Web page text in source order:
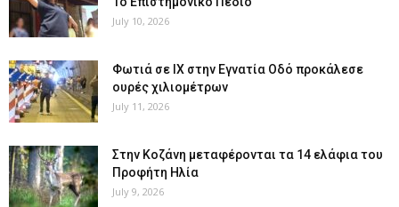
July 10, 2026
Φωτιά σε ΙΧ στην Εγνατία Οδό προκάλεσε
ουρές χιλιομέτρων
July 11, 2026
Στην Κοζάνη μεταφέρονται τα 14 ελάφια του
Προφήτη Ηλία
July 9, 2026